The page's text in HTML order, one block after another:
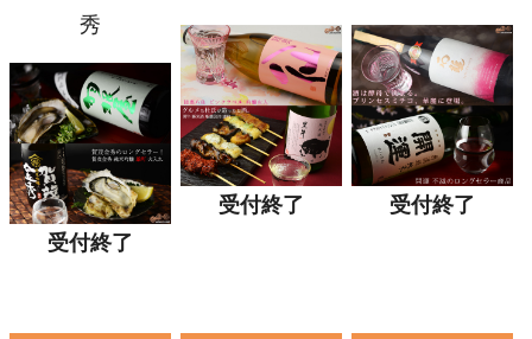
秀
受付終了
受付終了 受付終了